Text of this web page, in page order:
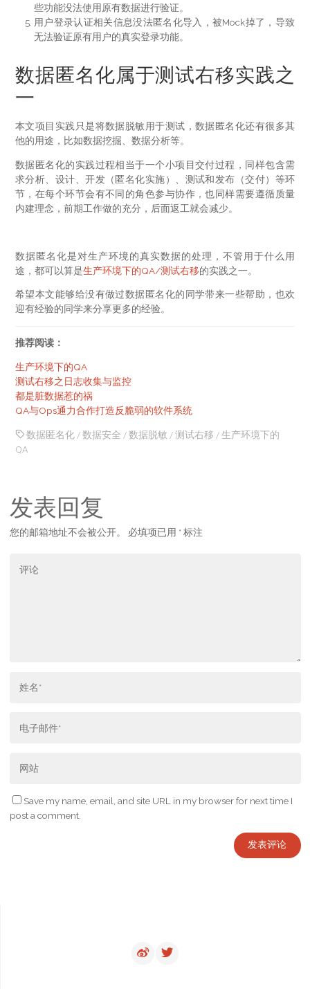
些功能没法使用原有数据进行验证。
用户登录认证相关信息没法匿名化导入，被Mock掉了，导致
无法验证原有用户的真实登录功能。
数据匿名化属于测试右移实践之
一
本文项目实践只是将数据脱敏用于测试，数据匿名化还有很多其
他的用途，比如数据挖掘、数据分析等。
数据匿名化的实践过程相当于一个小项目交付过程，同样包含需
求分析、设计、开发（匿名化实施）、测试和发布（交付）等环
节，在每个环节会有不同的角色参与协作，也同样需要遵循质量
内建理念，前期工作做的充分，后面返工就会减少。
数据匿名化是对生产环境的真实数据的处理，不管用于什么用
途，都可以算是生产环境下的QA/测试右移的实践之一。
希望本文能够给没有做过数据匿名化的同学带来一些帮助，也欢
迎有经验的同学来分享更多的经验。
推荐阅读：
生产环境下的QA
测试右移之日志收集与监控
都是脏数据惹的祸
QA与Ops通力合作打造反脆弱的软件系统
数据匿名化 /数据安全 /数据脱敏 /测试右移 /生产环境下的
QA
发表回复
您的邮箱地址不会被公开。 必填项已用 * 标注
Save my name, email, and site URL in my browser for next time I
post a comment.